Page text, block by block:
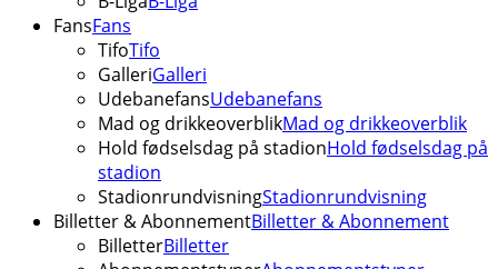
FansFans
TifoTifo
GalleriGalleri
UdebanefansUdebanefans
Mad og drikkeoverblikMad og drikkeoverblik
Hold fødselsdag på stadionHold fødselsdag på
stadion
StadionrundvisningStadionrundvisning
Billetter & AbonnementBilletter & Abonnement
BilletterBilletter